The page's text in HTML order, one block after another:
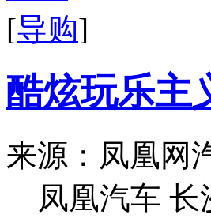
[导购]
酷炫玩乐主
来源：凤凰网
凤凰汽车